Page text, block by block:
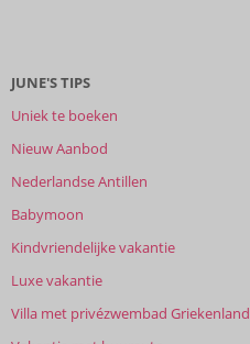
JUNE'S TIPS
Uniek te boeken
Nieuw Aanbod
Nederlandse Antillen
Babymoon
Kindvriendelijke vakantie
Luxe vakantie
Villa met privézwembad Griekenland